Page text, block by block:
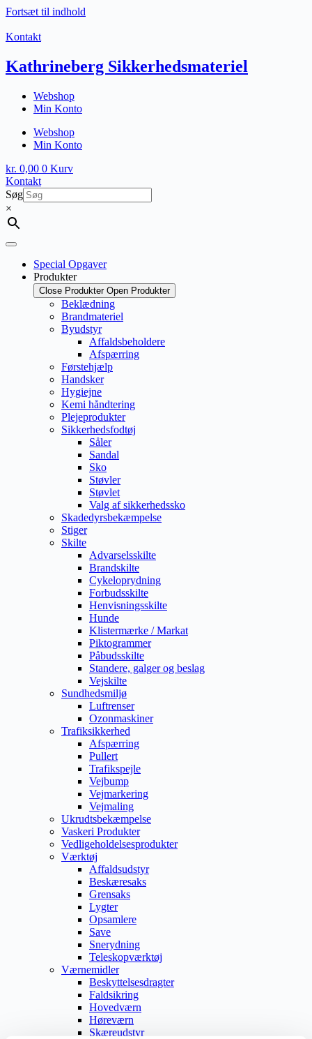
Fortsæt til indhold
Kontakt
Kathrineberg Sikkerhedsmateriel
Webshop
Min Konto
Webshop
Min Konto
kr. 0,00 0 Kurv
Kontakt
Søg
×
Special Opgaver
Produkter
Close Produkter Open Produkter
Beklædning
Brandmateriel
Byudstyr
Affaldsbeholdere
Afspærring
Førstehjælp
Handsker
Hygiejne
Kemi håndtering
Plejeprodukter
Sikkerhedsfodtøj
Såler
Sandal
Sko
Støvler
Støvlet
Valg af sikkerhedssko
Skadedyrsbekæmpelse
Stiger
Skilte
Advarselsskilte
Brandskilte
Cykeloprydning
Forbudsskilte
Henvisningsskilte
Hunde
Klistermærke / Markat
Piktogrammer
Påbudsskilte
Standere, galger og beslag
Vejskilte
Sundhedsmiljø
Luftrenser
Ozonmaskiner
Trafiksikkerhed
Afspærring
Pullert
Trafikspejle
Vejbump
Vejmarkering
Vejmaling
Ukrudtsbekæmpelse
Vaskeri Produkter
Vedligeholdelsesprodukter
Værktøj
Affaldsudstyr
Beskæresaks
Grensaks
Lygter
Opsamlere
Save
Snerydning
Teleskopværktøj
Værnemidler
Beskyttelsesdragter
Faldsikring
Hovedværn
Høreværn
Skæreudstyr